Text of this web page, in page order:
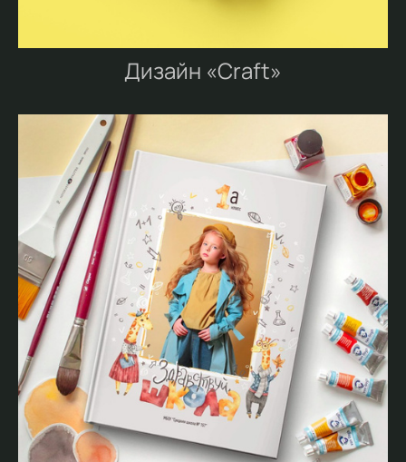
Дизайн «Craft»